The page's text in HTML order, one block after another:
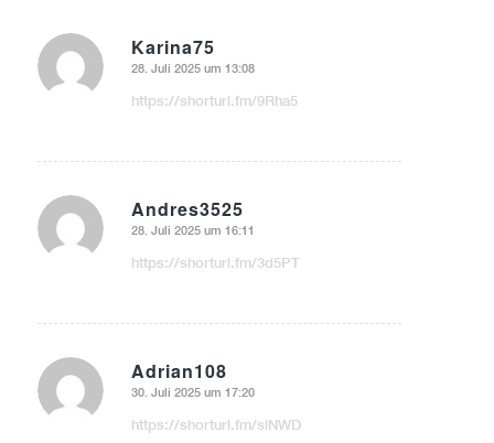
Karina75
sagte:
28. Juli 2025 um 13:08
https://shorturl.fm/9Rha5
Andres3525
sagte:
28. Juli 2025 um 16:11
https://shorturl.fm/3d5PT
Adrian108
sagte:
30. Juli 2025 um 17:20
https://shorturl.fm/slNWD